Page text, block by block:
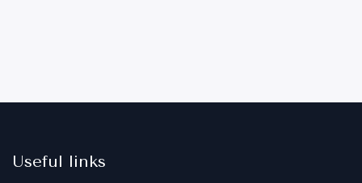
Useful links